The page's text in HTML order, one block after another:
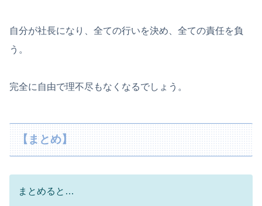
自分が社長になり、全ての行いを決め、全ての責任を負
う。
完全に自由で理不尽もなくなるでしょう。
【まとめ】
まとめると…